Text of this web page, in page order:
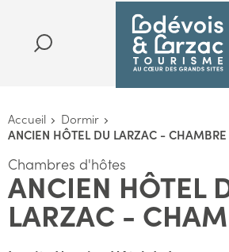
Accueil
Dormir
ANCIEN HÔTEL DU LARZAC - CHAMBRE
Chambres d'hôtes
ANCIEN HÔTEL
LARZAC -